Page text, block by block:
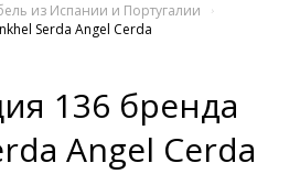
из Испании и Португалии
Serda Angel Cerda
136 бренда
Angel Cerda